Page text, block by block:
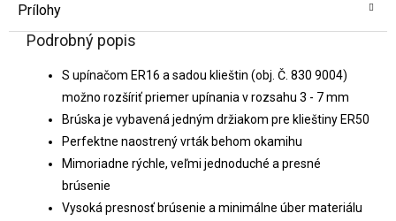
Prílohy
Podrobný popis
S upínačom ER16 a sadou klieštin (obj. Č. 830 9004)
možno rozšíriť priemer upínania v rozsahu 3 - 7 mm
Brúska je vybavená jedným držiakom pre klieštiny ER50
Perfektne naostrený vrták behom okamihu
Mimoriadne rýchle, veľmi jednoduché a presné
brúsenie
Vysoká presnosť brúsenie a minimálne úber materiálu